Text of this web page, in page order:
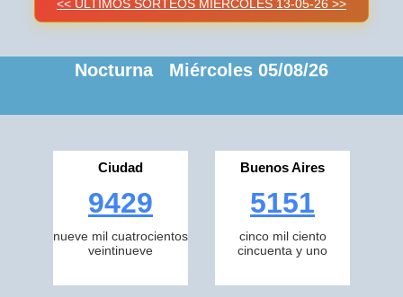
<< ULTIMOS SORTEOS MIÉRCOLES 13-05-26 >>
Nocturna Miércoles 05/08/26
Ciudad
9429
nueve mil cuatrocientos
veintinueve
Buenos Aires
5151
cinco mil ciento
cincuenta y uno